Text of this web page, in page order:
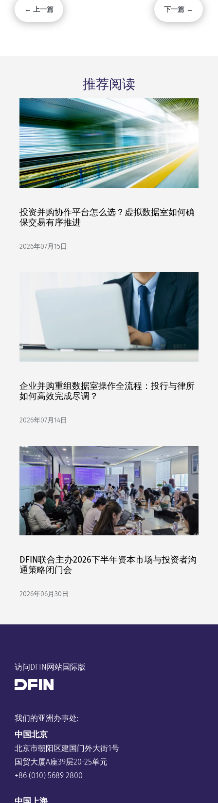
← 上一篇 下一篇 →
推荐阅读
投资并购协作平台怎么选？虚拟数据室如何确
保交易有序推进
2026年07月15日
企业并购重组数据室操作全流程：投行与律所
如何高效完成尽调？
2026年07月14日
DFIN联合主办2026下半年资本市场与投资者沟
通策略闭门会
2026年06月30日
访问DFIN网站国际版
我们的亚洲办事处:
中国北京
北京市朝阳区建国门外大街1号
国贸大厦A座39层20-25单元
+86 (010) 5689 2800